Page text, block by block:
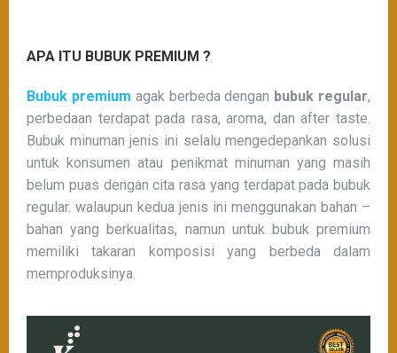
APA ITU BUBUK PREMIUM ?
Bubuk premium agak berbeda dengan bubuk regular,
perbedaan terdapat pada rasa, aroma, dan after taste.
Bubuk minuman jenis ini selalu mengedepankan solusi
untuk konsumen atau penikmat minuman yang masih
belum puas dengan cita rasa yang terdapat pada bubuk
regular. walaupun kedua jenis ini menggunakan bahan –
bahan yang berkualitas, namun untuk bubuk premium
memiliki takaran komposisi yang berbeda dalam
memproduksinya.